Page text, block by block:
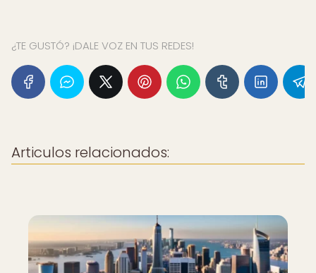
¿TE GUSTÓ? ¡DALE VOZ EN TUS REDES!
Articulos relacionados: